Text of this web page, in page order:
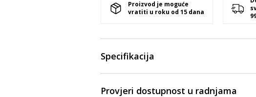
Proizvod je moguće
vratiti u roku od 15 dana
Specifikacija
Provjeri dostupnost u radnjama